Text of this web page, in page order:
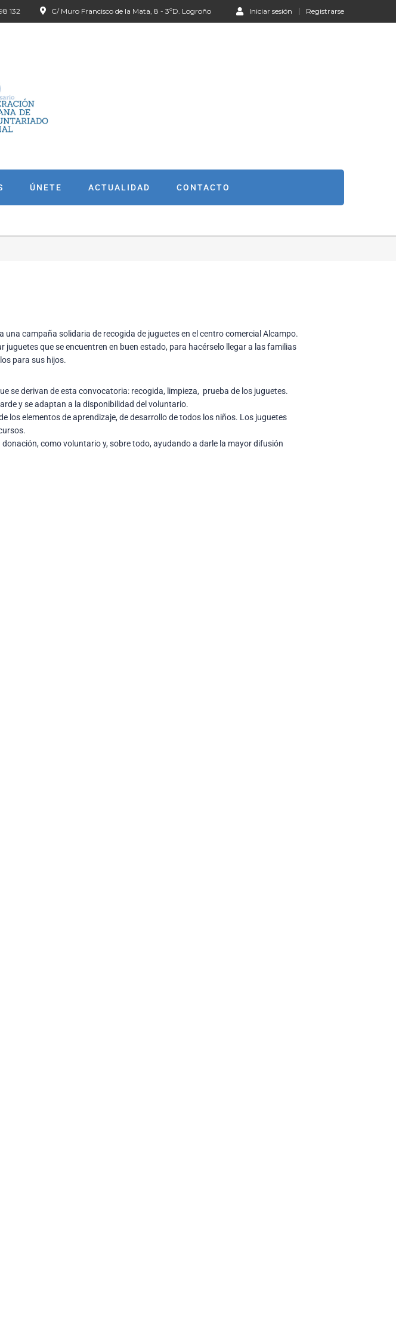
Iniciar sesión Registrarse
C/ Muro Francisco de la Mata, 8 - 3ºD. Logroño
132
ÚNETE ACTUALIDAD CONTACTO
una campaña solidaria de recogida de juguetes en el centro comercial Alcampo.
juguetes que se encuentren en buen estado, para hacérselo llegar a las familias
para sus hijos.
se derivan de esta convocatoria: recogida, limpieza, prueba de los juguetes.
y se adaptan a la disponibilidad del voluntario.
los elementos de aprendizaje, de desarrollo de todos los niños. Los juguetes
como voluntario y, sobre todo, ayudando a darle la mayor difusión